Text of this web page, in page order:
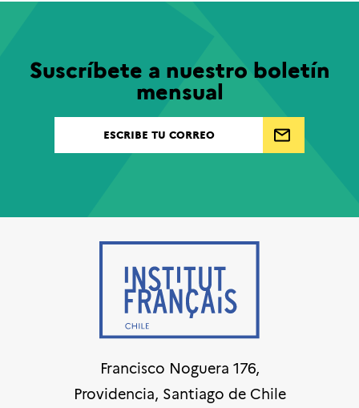
Suscríbete a nuestro boletín
mensual
Francisco Noguera 176,
Providencia, Santiago de Chile